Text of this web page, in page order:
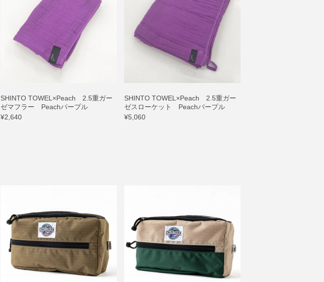
SHINTO TOWEL×Peach 2.5重ガー
ゼマフラー Peachパープル
¥2,640
SHINTO TOWEL×Peach 2.5重ガー
ゼスローケット Peachパープル
¥5,060